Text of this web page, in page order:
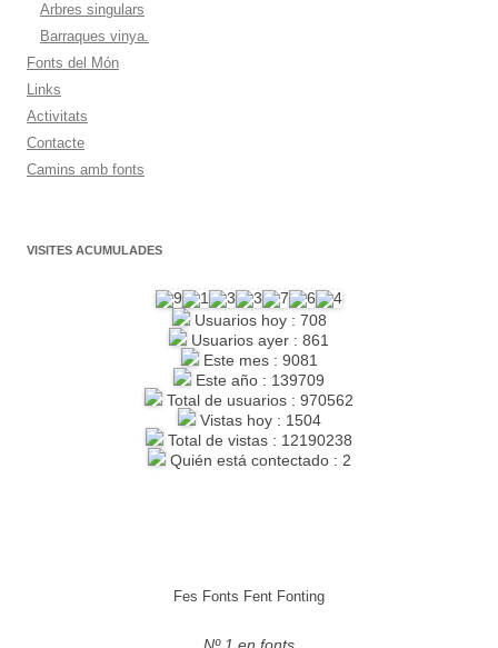
Arbres singulars
Barraques vinya.
Fonts del Món
Links
Activitats
Contacte
Camins amb fonts
VISITES ACUMULADES
Usuarios hoy : 708
Usuarios ayer : 861
Este mes : 9081
Este año : 139709
Total de usuarios : 970562
Vistas hoy : 1504
Total de vistas : 12190238
Quién está contectado : 2
Fes Fonts Fent Fonting